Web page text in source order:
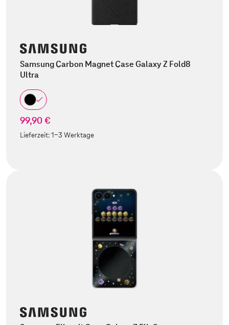
Samsung Carbon Magnet Case Galaxy Z Fold8
Ultra
99,90 €
Lieferzeit:1-3 Werktage